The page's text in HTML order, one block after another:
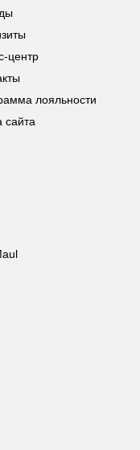
центр
лояльности
сайта